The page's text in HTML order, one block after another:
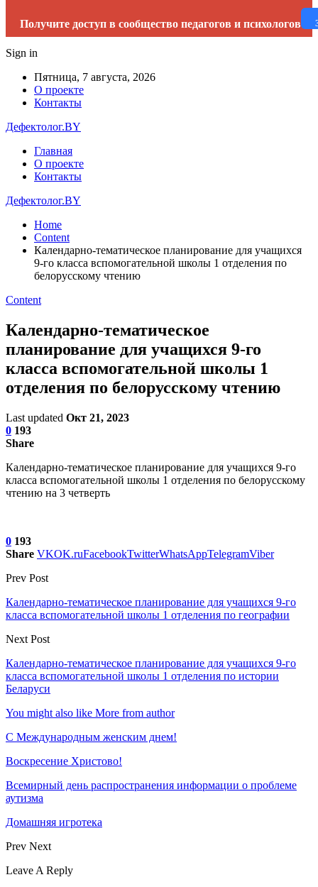
Получите доступ в сообщество педагогов и психологов
Sign in
Пятница, 7 августа, 2026
О проекте
Контакты
Дефектолог.BY
Главная
О проекте
Контакты
Дефектолог.BY
Home
Content
Календарно-тематическое планирование для учащихся
9-го класса вспомогательной школы 1 отделения по
белорусскому чтению
Content
Календарно-тематическое
планирование для учащихся 9-го
класса вспомогательной школы 1
отделения по белорусскому чтению
Last updated Окт 21, 2023
0 193
Share
Календарно-тематическое планирование для учащихся 9-го
класса вспомогательной школы 1 отделения по белорусскому
чтению на 3 четверть
0 193
Share VKOK.ruFacebookTwitterWhatsAppTelegramViber
Prev Post
Календарно-тематическое планирование для учащихся 9-го
класса вспомогательной школы 1 отделения по географии
Next Post
Календарно-тематическое планирование для учащихся 9-го
класса вспомогательной школы 1 отделения по истории
Беларуси
You might also like More from author
С Международным женским днем!
Воскресение Xристово!
Всемирный день распространения информации о проблеме
аутизма
Домашняя игротека
Prev Next
Leave A Reply